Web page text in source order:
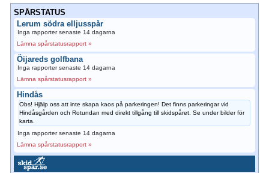
SPÅRSTATUS
Lerum södra elljusspår
Inga rapporter senaste 14 dagarna
Lämna spårstatusrapport »
Öijareds golfbana
Inga rapporter senaste 14 dagarna
Lämna spårstatusrapport »
Hindås
Obs! Hjälp oss att inte skapa kaos på parkeringen! Det finns parkeringar vid
Hindåsgården och Rotundan med direkt tillgång till skidspåret. Se under bilder för
karta.
Inga rapporter senaste 14 dagarna
Lämna spårstatusrapport »